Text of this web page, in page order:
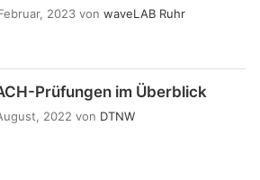
2023 von waveLAB Ruhr
Prüfungen im Überblick
2022 von DTNW